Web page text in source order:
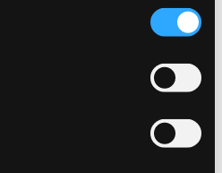
cookies. Więcej:
Polityka